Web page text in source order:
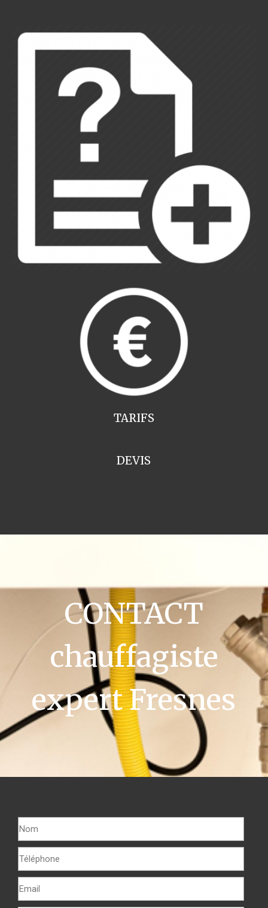
TARIFS
DEVIS
CONTACT
chauffagiste
expert Fresnes